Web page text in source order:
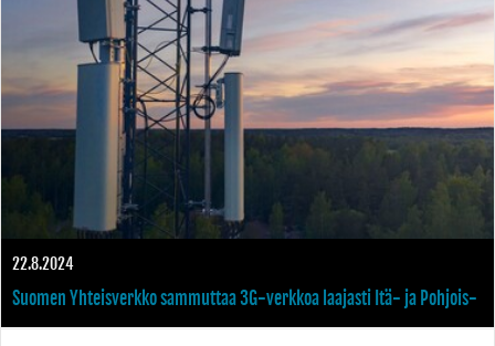
22.8.2024
Suomen Yhteisverkko sammuttaa 3G-verkkoa laajasti Itä- ja Pohjois-
Suomessa